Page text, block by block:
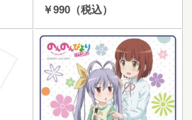
￥990（税込）